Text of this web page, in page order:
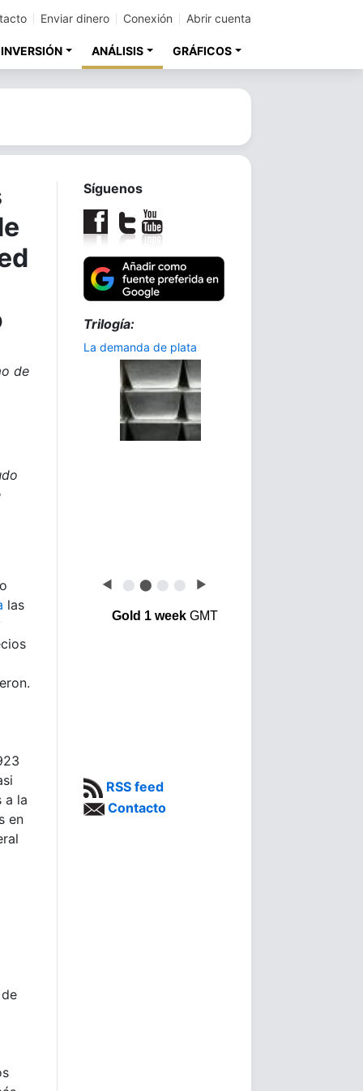
Enviar dinero Conexión Abrir cuenta
ANÁLISIS GRÁFICOS
de
las
a la
en
Síguenos
Trilogía:
La demanda de plata
◀ ⬤ ⬤ ⬤ ⬤ ▶
Gold 1 weekGMT
RSS feed
Contacto